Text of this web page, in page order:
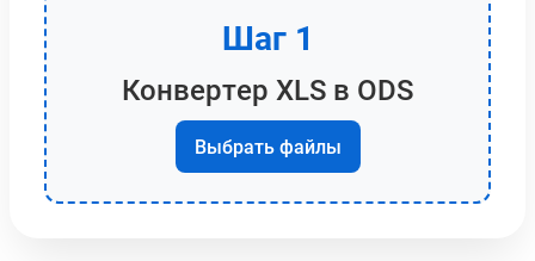
Шаг 1
Конвертер XLS в ODS
Выбрать файлы